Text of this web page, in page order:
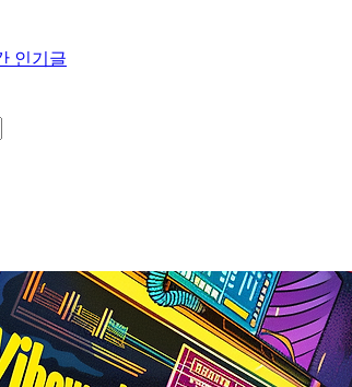
인기글